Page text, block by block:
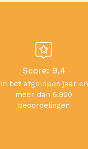
Score: 9,4
In het afgelopen jaar en
meer dan 6.900
beoordelingen